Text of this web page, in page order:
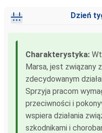
Dzień
Charakterystyka:
Marsa, jest związany
zdecydowanym
Sprzyja pracom
przeciwności i
wspiera działania
szkodnikami i